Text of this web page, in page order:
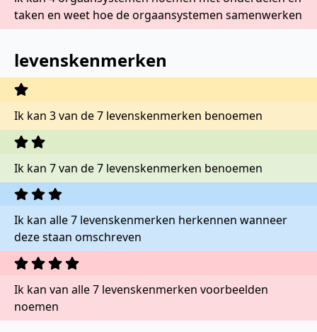
taken en weet hoe de orgaansystemen samenwerken
levenskenmerken
Ik kan 3 van de 7 levenskenmerken benoemen
Ik kan 7 van de 7 levenskenmerken benoemen
Ik kan alle 7 levenskenmerken herkennen wanneer
deze staan omschreven
Ik kan van alle 7 levenskenmerken voorbeelden
noemen